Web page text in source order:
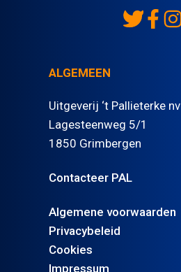
ALGEMEEN
Uitgeverij ‘t Pallieterke nv
Lagesteenweg 5/1
1850 Grimbergen
Contacteer PAL
Algemene voorwaarden
Privacybeleid
Cookies
Impressum